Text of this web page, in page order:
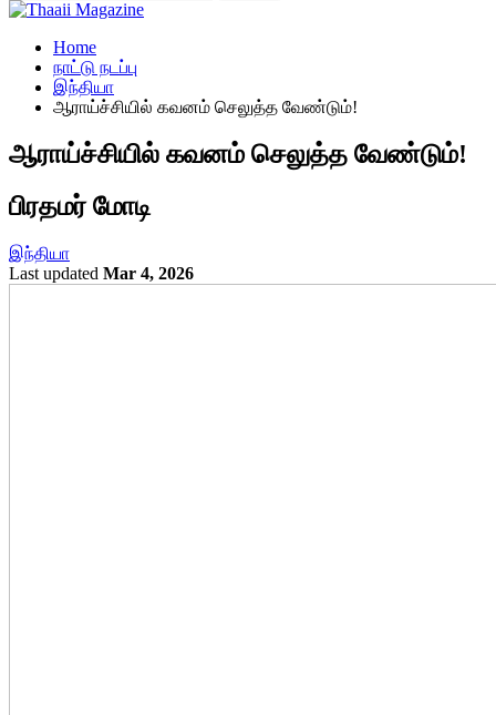
Home
நாட்டு நடப்பு
இந்தியா
ஆராய்ச்சியில் கவனம் செலுத்த வேண்டும்!
ஆராய்ச்சியில் கவனம் செலுத்த வேண்டும்!
பிரதமர் மோடி
இந்தியா
Last updated Mar 4, 2026